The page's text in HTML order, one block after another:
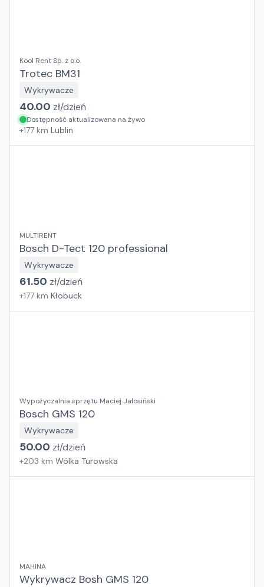
Kool Rent Sp. z o.o.
Trotec BM31
Wykrywacze
40.00 zł/dzień
Dostępność aktualizowana na żywo
+177 km Lublin
MULTIRENT
Bosch D-Tect 120 professional
Wykrywacze
61.50 zł/dzień
+177 km Kłobuck
Wypożyczalnia sprzętu Maciej Jałosiński
Bosch GMS 120
Wykrywacze
50.00 zł/dzień
+203 km Wólka Turowska
MAHINA
Wykrywacz Bosh GMS 120